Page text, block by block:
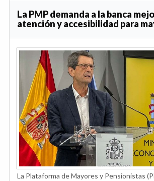
La PMP demanda a la banca
atención y accesibilidad para
La Plataforma de Mayores y Pensionistas